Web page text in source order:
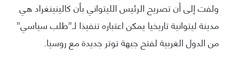
ولفت إلى أن تصريح الرئيس الليتواني بأن كالينينغراد هي
مدينة ليتوانية تاريخيا يمكن اعتباره تنفيذا لـ”طلب سياسي”
من الدول الغربية لفتح جبهة توتر جديدة مع روسيا.